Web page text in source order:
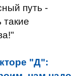
путь -
такие
"Д":